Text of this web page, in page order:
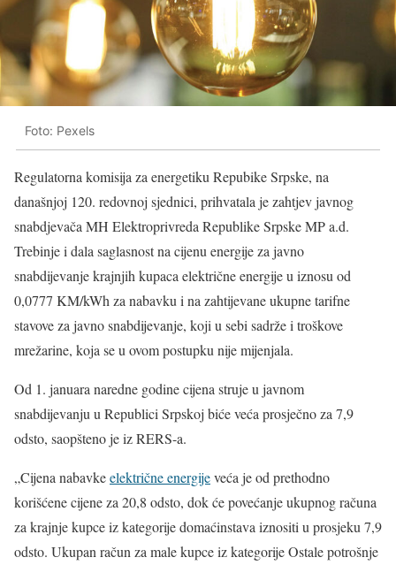
Foto: Pexels
Regulatorna komisija za energetiku Repubike Srpske, na
današnjoj 120. redovnoj sjednici, prihvatala je zahtjev javnog
snabdjevača MH Elektroprivreda Republike Srpske MP a.d.
Trebinje i dala saglasnost na cijenu energije za javno
snabdijevanje krajnjih kupaca električne energije u iznosu od
0,0777 KM/kWh za nabavku i na zahtijevane ukupne tarifne
stavove za javno snabdijevanje, koji u sebi sadrže i troškove
mrežarine, koja se u ovom postupku nije mijenjala.
Od 1. januara naredne godine cijena struje u javnom
snabdijevanju u Republici Srpskoj biće veća prosječno za 7,9
odsto, saopšteno je iz RERS-a.
„Cijena nabavkeelektrične energijeveća je od prethodno
korišćene cijene za 20,8 odsto, dok će povećanje ukupnog računa
za krajnje kupce iz kategorije domaćinstava iznositi u prosjeku 7,9
odsto. Ukupan račun za male kupce iz kategorije Ostale potrošnje